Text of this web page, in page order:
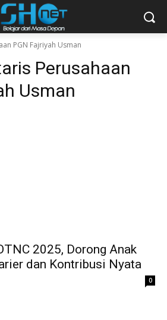
PGN Fajriyah Usman
Perusahaan
Usman
2025, Dorong Anak
dan Kontribusi Nyata
0